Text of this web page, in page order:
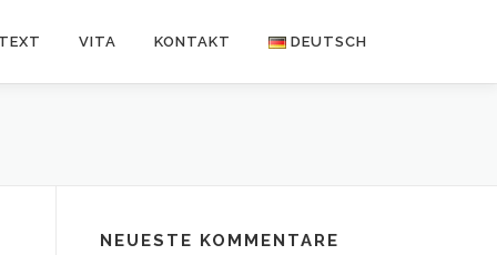
VITA KONTAKT DEUTSCH
NEUESTE KOMMENTARE